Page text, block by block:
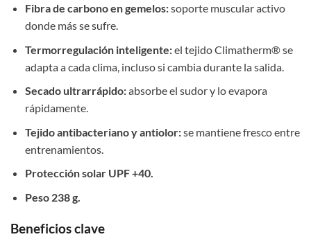
Fibra de carbono en gemelos:soporte muscular activo
donde más se sufre.
Termorregulación inteligente:el tejido Climatherm® se
adapta a cada clima, incluso si cambia durante la salida.
Secado ultrarrápido:absorbe el sudor y lo evapora
rápidamente.
Tejido antibacteriano y antiolor:se mantiene fresco entre
entrenamientos.
Protección solar UPF +40.
Peso 238 g.
Beneficios clave